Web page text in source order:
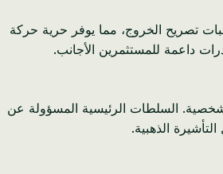
تصريح الخروج، مما يوفر حرية حركة
داعمة للمستثمرين الأجانب.
السلطات الرئيسية المسؤولة عن